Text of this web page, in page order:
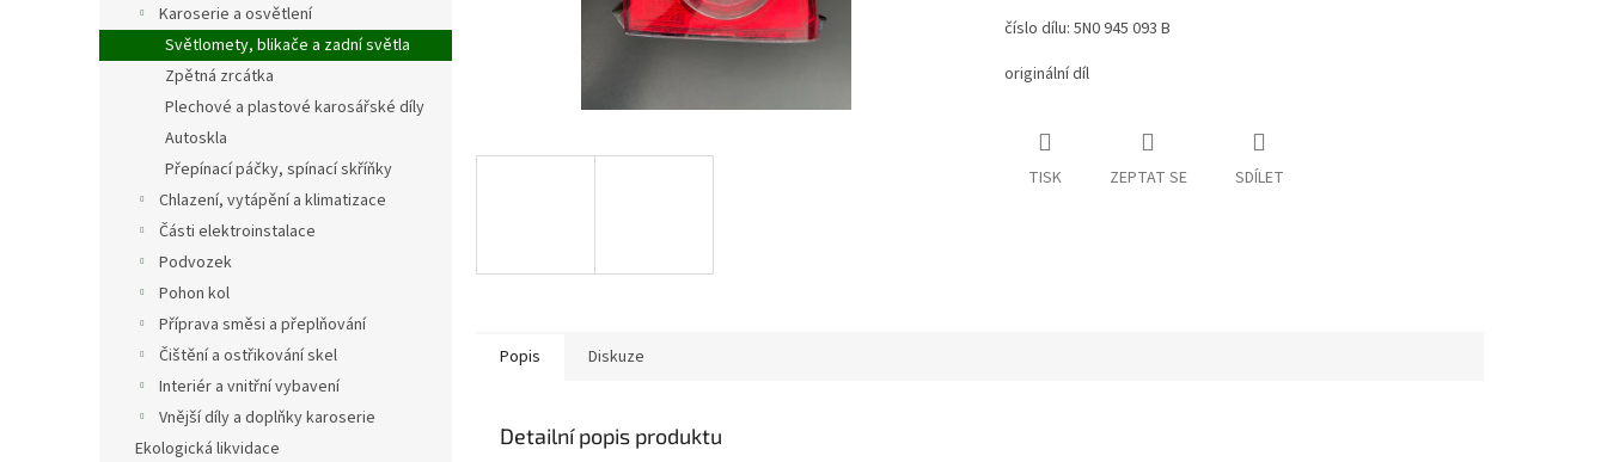
Karoserie a osvětlení
Světlomety, blikače a zadní světla
Zpětná zrcátka
Plechové a plastové karosářské díly
Autoskla
Přepínací páčky, spínací skříňky
Chlazení, vytápění a klimatizace
Části elektroinstalace
Podvozek
Pohon kol
Příprava směsi a přeplňování
Čištění a ostřikování skel
Interiér a vnitřní vybavení
Vnější díly a doplňky karoserie
Ekologická likvidace
číslo dílu: 5N0 945 093 B
originální díl
TISK ZEPTAT SE SDÍLET
Popis Diskuze
Detailní popis produktu